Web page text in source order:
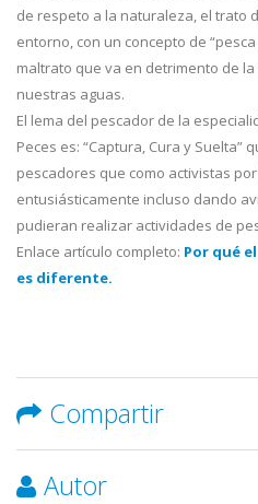
de respeto a la naturaleza, el trato
entorno, con un concepto de
maltrato que va en detrimento de
nuestras aguas.
El lema del pescador de la
Peces es: “Captura, Cura y
pescadores que como activistas
entusiásticamente incluso dando
pudieran realizar actividades de
Enlace artículo completo: Por qué
es diferente.
Compartir
Autor